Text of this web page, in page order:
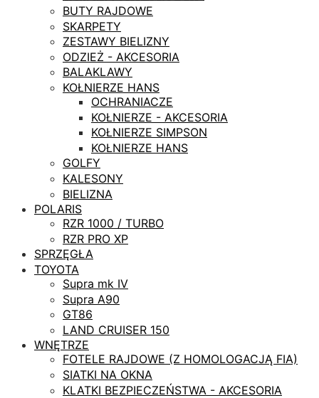
BUTY RAJDOWE
SKARPETY
ZESTAWY BIELIZNY
ODZIEŻ - AKCESORIA
BALAKLAWY
KOŁNIERZE HANS
OCHRANIACZE
KOŁNIERZE - AKCESORIA
KOŁNIERZE SIMPSON
KOŁNIERZE HANS
GOLFY
KALESONY
BIELIZNA
POLARIS
RZR 1000 / TURBO
RZR PRO XP
SPRZĘGŁA
TOYOTA
Supra mk IV
Supra A90
GT86
LAND CRUISER 150
WNĘTRZE
FOTELE RAJDOWE (Z HOMOLOGACJĄ FIA)
SIATKI NA OKNA
KLATKI BEZPIECZEŃSTWA - AKCESORIA